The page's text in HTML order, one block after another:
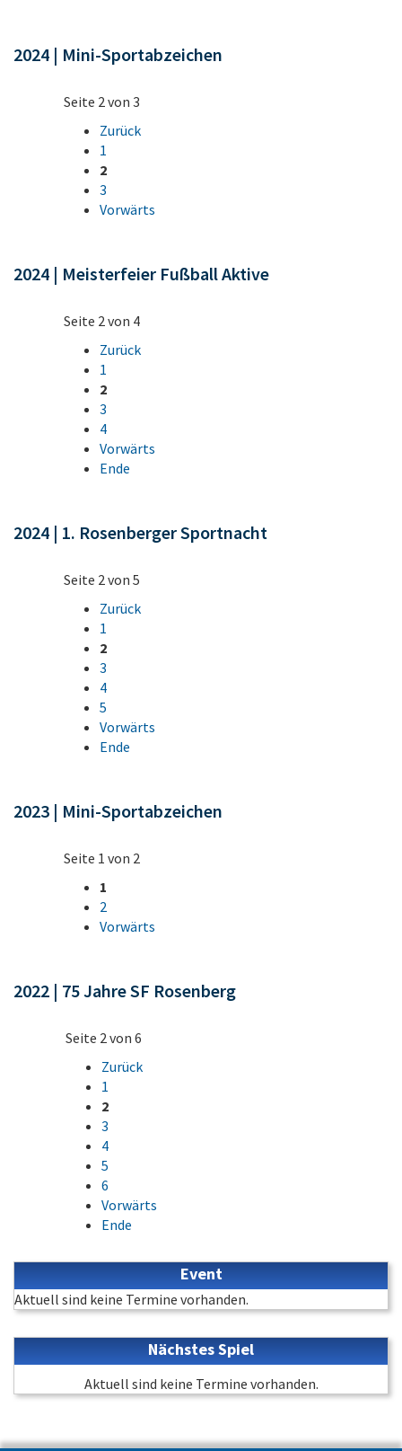
2024 | Mini-Sportabzeichen
Seite 2 von 3
Zurück
1
2
3
Vorwärts
2024 | Meisterfeier Fußball Aktive
Seite 2 von 4
Zurück
1
2
3
4
Vorwärts
Ende
2024 | 1. Rosenberger Sportnacht
Seite 2 von 5
Zurück
1
2
3
4
5
Vorwärts
Ende
2023 | Mini-Sportabzeichen
Seite 1 von 2
1
2
Vorwärts
2022 | 75 Jahre SF Rosenberg
Seite 2 von 6
Zurück
1
2
3
4
5
6
Vorwärts
Ende
Event
Aktuell sind keine Termine vorhanden.
Nächstes Spiel
Aktuell sind keine Termine vorhanden.